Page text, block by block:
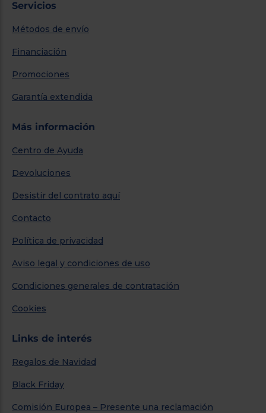
Servicios
Métodos de envío
Financiación
Promociones
Garantía extendida
Más información
Centro de Ayuda
Devoluciones
Desistir del contrato aquí
Contacto
Política de privacidad
Aviso legal y condiciones de uso
Condiciones generales de contratación
Cookies
Links de interés
Regalos de Navidad
Black Friday
Comisión Europea – Presente una reclamación